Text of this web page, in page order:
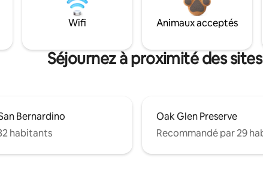
Wifi Animaux acceptés
Séjournez à proximité des
Bernardino
habitants
Oak Glen Preserve
Recommandé par 29